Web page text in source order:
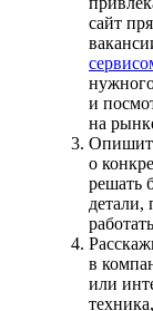
сайт
и
на
о
решать
детали,
в
или